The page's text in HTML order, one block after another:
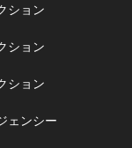
ション
ション
ション
ェンシー